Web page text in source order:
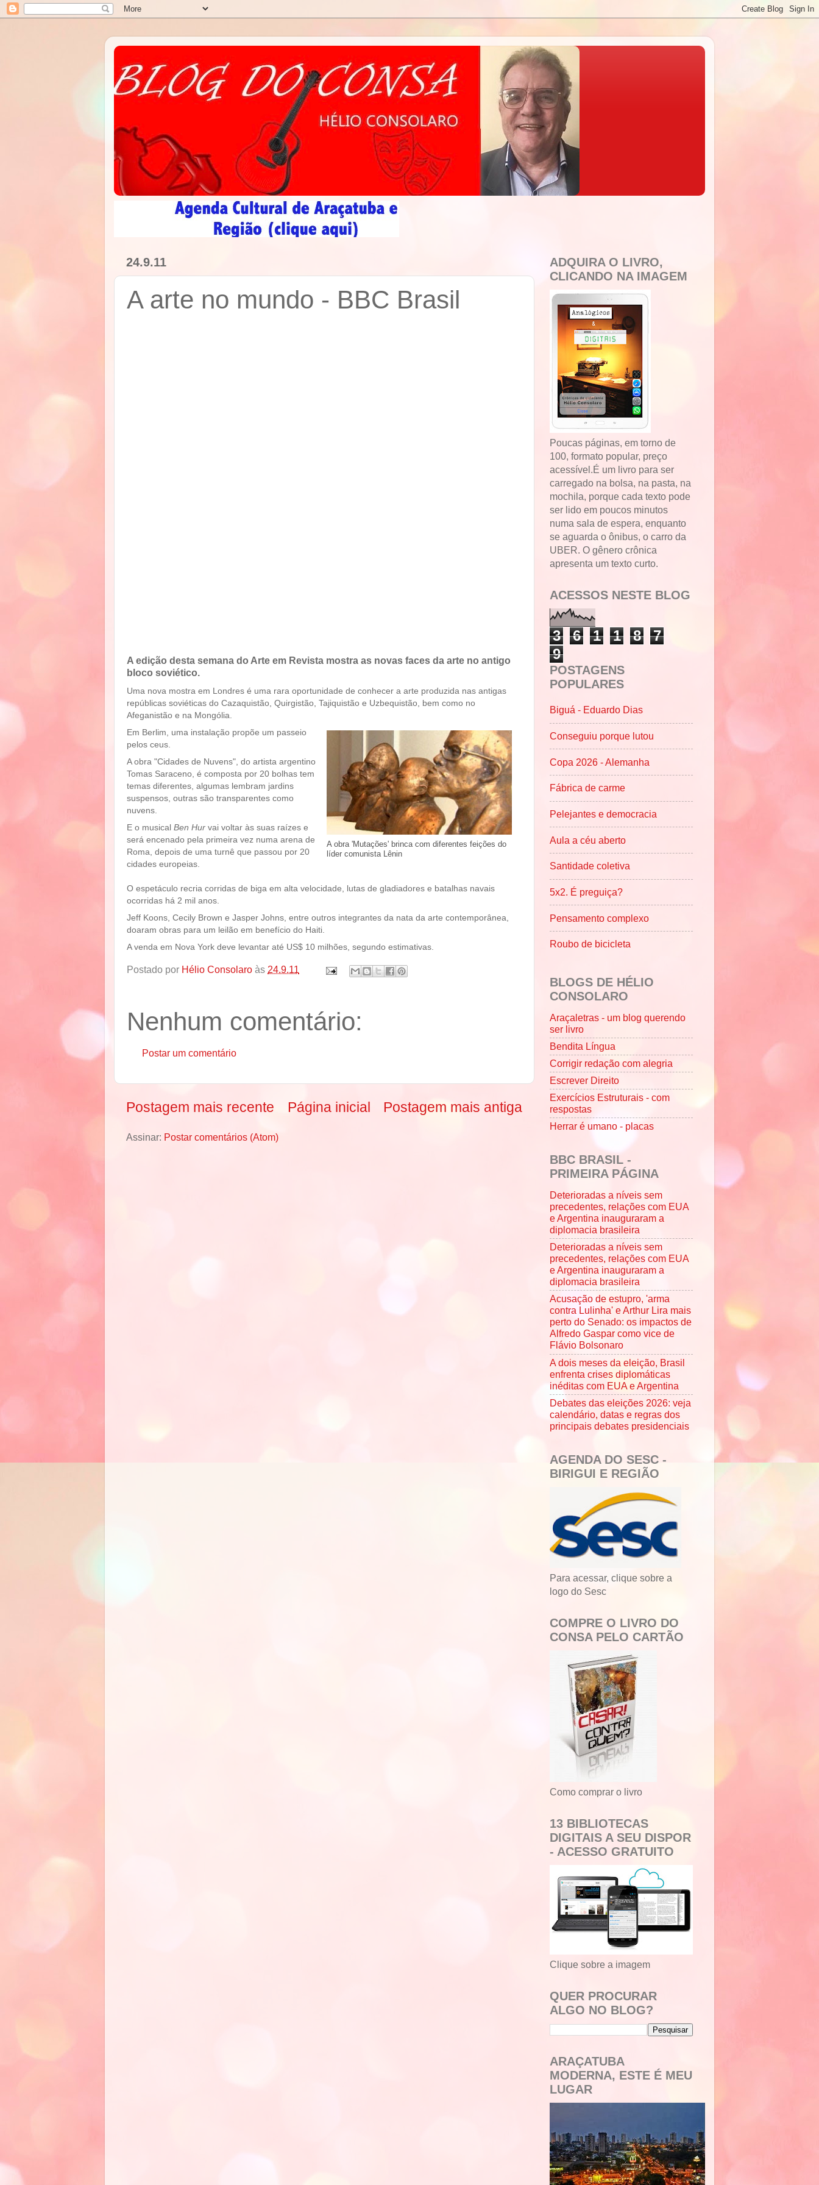
24.9.11
A arte no mundo - BBC Brasil
A edição desta semana do Arte em Revista mostra as novas faces da arte no antigo
bloco soviético.
Uma nova mostra em Londres é uma rara oportunidade de conhecer a arte produzida nas antigas
repúblicas soviéticas do Cazaquistão, Quirgistão, Tajiquistão e Uzbequistão, bem como no
Afeganistão e na Mongólia.
A obra 'Mutações' brinca com diferentes feições do
líder comunista Lênin
Em Berlim, uma instalação propõe um passeio
pelos ceus.
A obra "Cidades de Nuvens", do artista argentino
Tomas Saraceno, é composta por 20 bolhas tem
temas diferentes, algumas lembram jardins
suspensos, outras são transparentes como
nuvens.
E o musical Ben Hur vai voltar às suas raízes e
será encenado pela primeira vez numa arena de
Roma, depois de uma turnê que passou por 20
cidades europeias.
O espetáculo recria corridas de biga em alta velocidade, lutas de gladiadores e batalhas navais
ocorridas há 2 mil anos.
Jeff Koons, Cecily Brown e Jasper Johns, entre outros integrantes da nata da arte contemporânea,
doaram obras para um leilão em benefício do Haiti.
A venda em Nova York deve levantar até US$ 10 milhões, segundo estimativas.
Postado por Hélio Consolaro às 24.9.11
Nenhum comentário:
Postar um comentário
Postagem mais recente Postagem mais antiga
Página inicial
Assinar: Postar comentários (Atom)
ADQUIRA O LIVRO,
CLICANDO NA IMAGEM
Poucas páginas, em torno de
100, formato popular, preço
acessível.É um livro para ser
carregado na bolsa, na pasta, na
mochila, porque cada texto pode
ser lido em poucos minutos
numa sala de espera, enquanto
se aguarda o ônibus, o carro da
UBER. O gênero crônica
apresenta um texto curto.
ACESSOS NESTE BLOG
3 6 1 1 8
7
9
POSTAGENS
POPULARES
Biguá - Eduardo Dias
Conseguiu porque lutou
Copa 2026 - Alemanha
Fábrica de carme
Pelejantes e democracia
Aula a céu aberto
Santidade coletiva
5x2. É preguiça?
Pensamento complexo
Roubo de bicicleta
BLOGS DE HÉLIO
CONSOLARO
Araçaletras - um blog querendo
ser livro
Bendita Língua
Corrigir redação com alegria
Escrever Direito
Exercícios Estruturais - com
respostas
Herrar é umano - placas
BBC BRASIL -
PRIMEIRA PÁGINA
Deterioradas a níveis sem
precedentes, relações com EUA
e Argentina inauguraram a
diplomacia brasileira
Deterioradas a níveis sem
precedentes, relações com EUA
e Argentina inauguraram a
diplomacia brasileira
Acusação de estupro, 'arma
contra Lulinha' e Arthur Lira mais
perto do Senado: os impactos de
Alfredo Gaspar como vice de
Flávio Bolsonaro
A dois meses da eleição, Brasil
enfrenta crises diplomáticas
inéditas com EUA e Argentina
Debates das eleições 2026: veja
calendário, datas e regras dos
principais debates presidenciais
AGENDA DO SESC -
BIRIGUI E REGIÃO
Para acessar, clique sobre a
logo do Sesc
COMPRE O LIVRO DO
CONSA PELO CARTÃO
Como comprar o livro
13 BIBLIOTECAS
DIGITAIS A SEU DISPOR
- ACESSO GRATUITO
Clique sobre a imagem
QUER PROCURAR
ALGO NO BLOG?
ARAÇATUBA
MODERNA, ESTE É MEU
LUGAR